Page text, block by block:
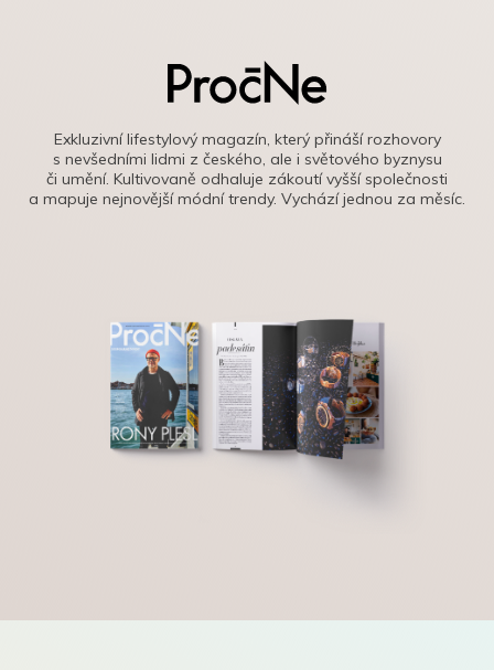
Exkluzivní lifestylový magazín, který přináší rozhovory
s nevšedními lidmi z českého, ale i světového byznysu
či umění. Kultivovaně odhaluje zákoutí vyšší společnosti
a mapuje nejnovější módní trendy. Vychází jednou za měsíc.